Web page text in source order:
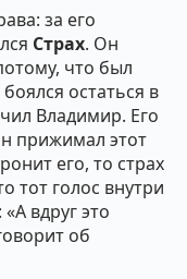
за его
Страх. Он
что был
остаться в
Владимир. Его
прижимал этот
его, то страх
тот голос внутри
вдруг это
об